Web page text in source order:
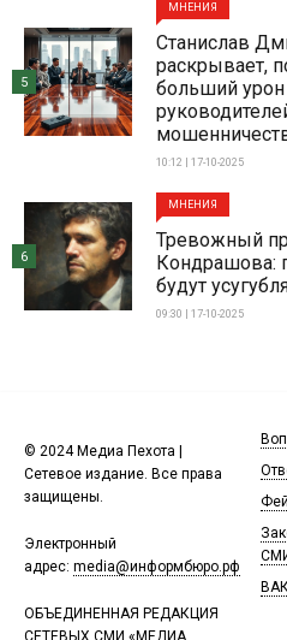
МНЕНИЯ
Станислав
раскрывает,
больший урон
10:12 | 17-10-2025
5
МНЕНИЯ
Тревожный
Кондрашова:
будут
09:30 | 17-10-2025
6
© 2024 Медиа Пехота |
Сетевое издание. Все права
защищены.
Электронный
адрес: media@информбюро.рф
ОБЪЕДИНЕННАЯ РЕДАКЦИЯ
СЕТЕВЫХ СМИ «МЕДИА